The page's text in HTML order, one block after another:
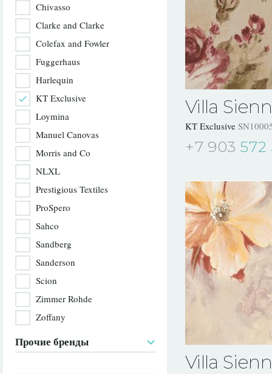
Chivasso
Clarke and Clarke
Colefax and Fowler
Fuggerhaus
Harlequin
KT Exclusive
Loymina
Manuel Canovas
Morris and Co
NLXL
Prestigious Textiles
ProSpero
Sahco
Sandberg
Sanderson
Scion
Zimmer Rohde
Zoffany
Прочие бренды
Villa
KT Exclusive
+7 903 572
Villa